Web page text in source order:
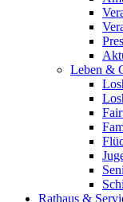
Leben &
Rathaus &